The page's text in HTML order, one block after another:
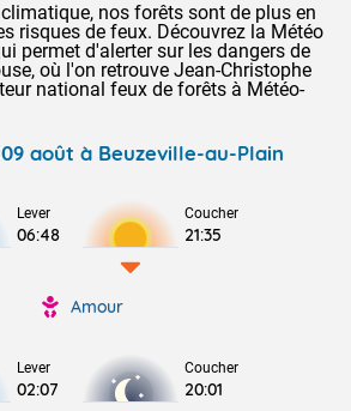
nos forêts sont de plus en
risques de feux. Découvrez la Météo
permet d'alerter sur les dangers de
où l'on retrouve Jean-Christophe
national feux de forêts à Météo-
août à Beuzeville-au-Plain
Lever
06:48
Coucher
21:35
Amour
Lever
02:07
Coucher
20:01